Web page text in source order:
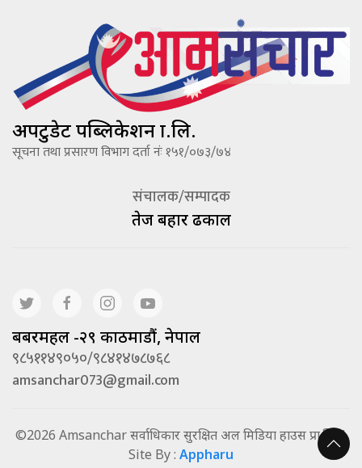
अपटुडेट पब्लिकेशन प्रा.लि.
सूचना तथा प्रसारण विभाग दर्ता नंः १५१/०७३/७४
संचालक/सम्पादक
तेज बहादूर ढकाल
बबरमहल -२९ काठमाडौं, नेपाल
९८५११४९०५०/९८४१४७८७६८
amsanchar073@gmail.com
©2026 Amsanchar सर्वाधिकार सुरक्षित अल मिडिया हाउस प्रा.लि. |
Site By : Appharu